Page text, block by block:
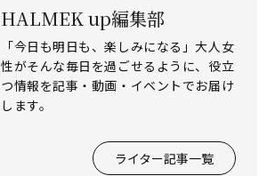
HALMEK up編集部
「今日も明日も、楽しみになる」大人女
性がそんな毎日を過ごせるように、役立
つ情報を記事・動画・イベントでお届け
します。
ライター記事一覧